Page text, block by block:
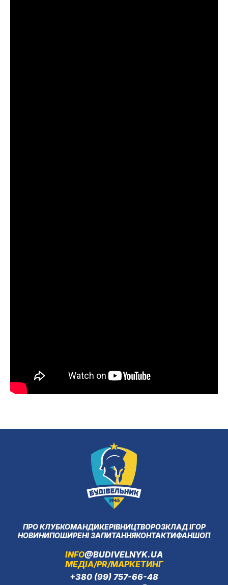
ПРО КЛУБКОМАНДИКЕРІВНИЦТВОРОЗКЛАД ІГОР
НОВИНИПОШИРЕНІ ЗАПИТАННЯКОНТАКТИФАНШОП
INFO@BUDIVELNYK.UA
МЕДІА/PR/МАРКЕТИНГ
+380 (99) 757-66-48